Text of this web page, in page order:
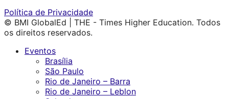
Política de Privacidade
© BMI GlobalEd | THE - Times Higher Education. Todos
os direitos reservados.
Eventos
Brasília
São Paulo
Rio de Janeiro – Barra
Rio de Janeiro – Leblon